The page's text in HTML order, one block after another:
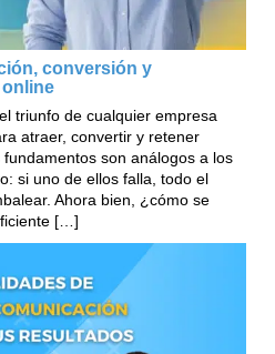
conversión y
triunfo de cualquier empresa
atraer, convertir y retener
son análogos a los
si uno de ellos falla, todo el
Ahora bien, ¿cómo se
[…]